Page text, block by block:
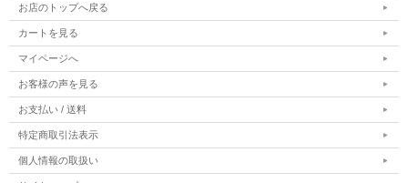
お店のトップへ戻る
カートを見る
マイページへ
お客様の声を見る
お支払い / 送料
特定商取引法表示
個人情報の取扱い